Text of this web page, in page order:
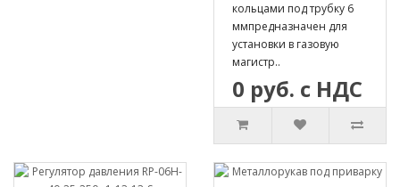
кольцами под трубку 6
ммпредназначен для
установки в газовую
магистр..
0 руб. с НДС